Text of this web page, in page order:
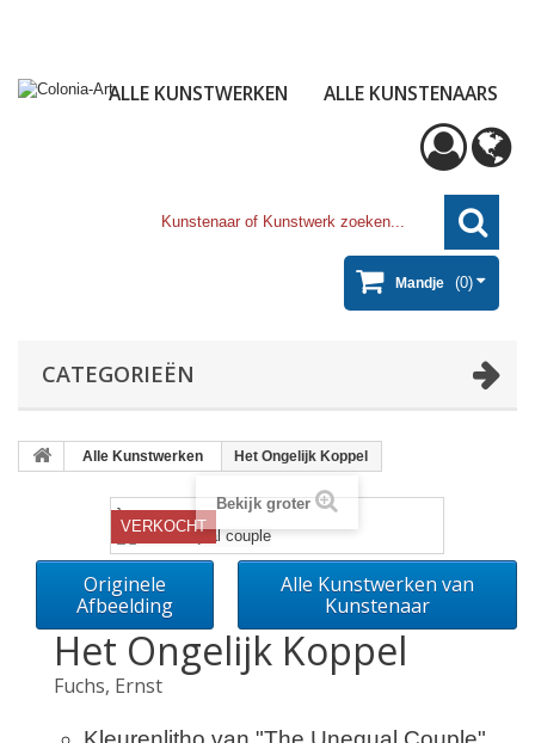
ALLE KUNSTWERKEN ALLE KUNSTENAARS
Mandje (0)
CATEGORIEËN
Alle Kunstwerken Het Ongelijk Koppel
}
VERKOCHT
Bekijk groter
Originele
Afbeelding
Alle Kunstwerken van
Kunstenaar
Het Ongelijk Koppel
Fuchs, Ernst